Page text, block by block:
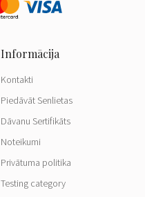
Kontakti
Piedāvāt Senlietas
Dāvanu Sertifikāts
Noteikumi
Privātuma politika
Testing category